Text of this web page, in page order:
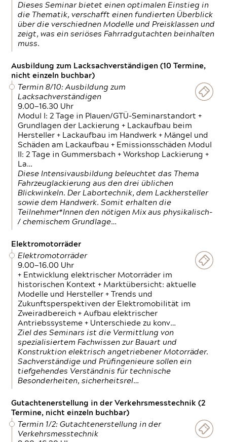
Dieses Seminar bietet einen optimalen Einstieg in
die Thematik, verschafft einen fundierten Überblick
über die verschiednen Modelle und Preisklassen und
zeigt, was ein seriöses Fahrradgutachten beinhalten
muss.
Ausbildung zum Lacksachverständigen (10 Termine,
nicht einzeln buchbar)
Termin 8/10: Ausbildung zum
Lacksachverständigen
9.00—16.30 Uhr
Modul I: 2 Tage in Plauen/GTÜ-Seminarstandort +
Grundlagen der Lackierung + Lackaufbau beim
Hersteller + Lackaufbau im Handwerk + Mängel und
Schäden am Lackaufbau + Emissionsschäden Modul
II: 2 Tage in Gummersbach + Workshop Lackierung +
La…
Diese Intensivausbildung beleuchtet das Thema
Fahrzeuglackierung aus den drei üblichen
Blickwinkeln. Der Labortechnik, dem Lackhersteller
sowie dem Handwerk. Somit erhalten die
Teilnehmer*Innen den nötigen Mix aus physikalisch-
/ chemischem Grundlage…
Elektromotorräder
Elektromotorräder
9.00—16.00 Uhr
+ Entwicklung elektrischer Motorräder im
historischen Kontext + Marktübersicht: aktuelle
Modelle und Hersteller + Trends und
Zukunftsperspektiven der Elektromobilität im
Zweiradbereich + Aufbau elektrischer
Antriebssysteme + Unterschiede zu konv…
Ziel des Seminars ist die Vermittlung von
spezialisiertem Fachwissen zur Bauart und
Konstruktion elektrisch angetriebener Motorräder.
Sachverständige und Prüfingenieure sollen ein
tiefgehendes Verständnis für technische
Besonderheiten, sicherheitsrel…
Gutachtenerstellung in der Verkehrsmesstechnik (2
Termine, nicht einzeln buchbar)
Termin 1/2: Gutachtenerstellung in der
Verkehrsmesstechnik